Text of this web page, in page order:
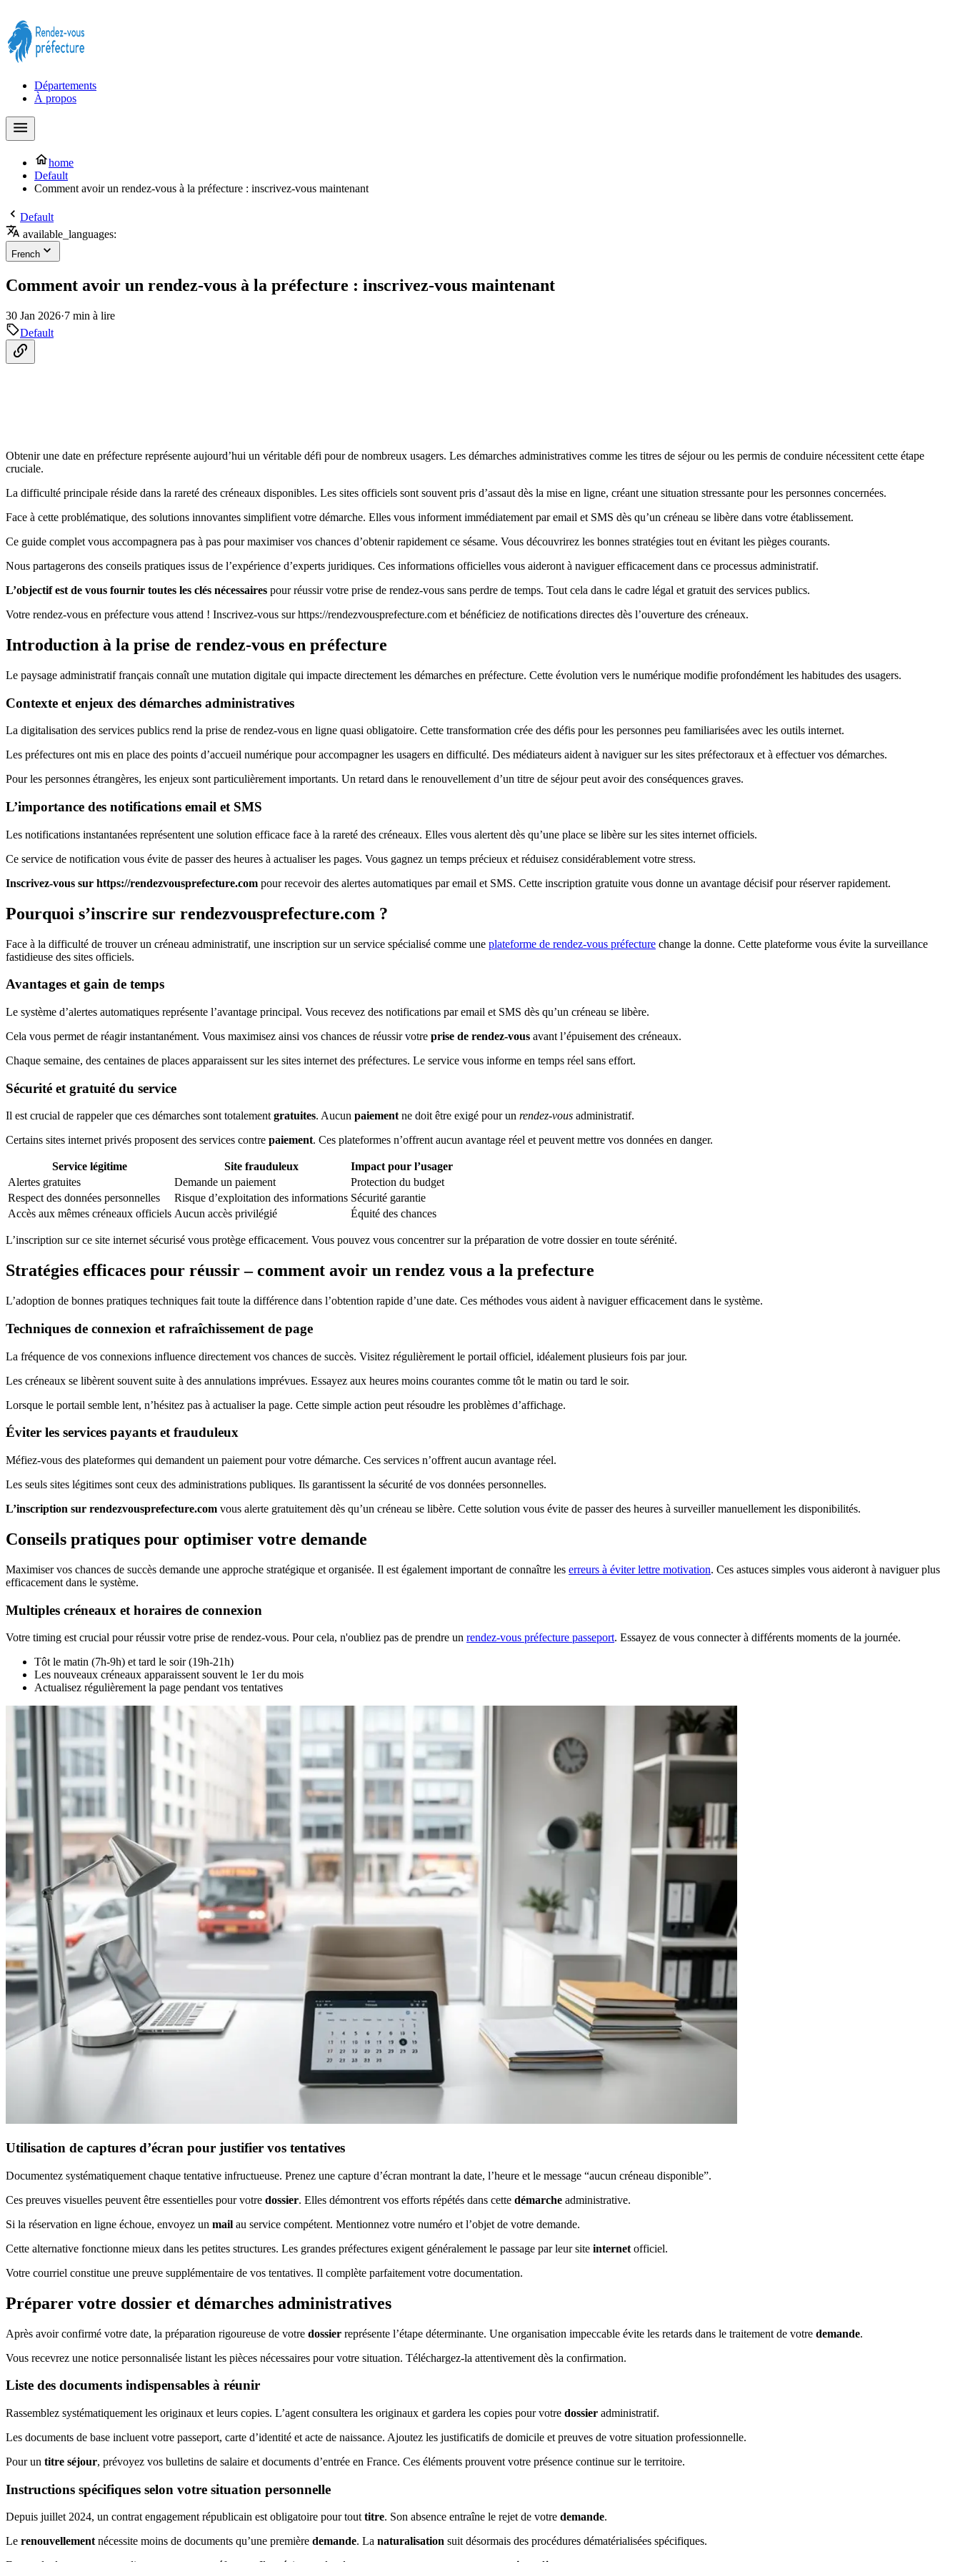
Départements
À propos
home
Default
Comment avoir un rendez-vous à la préfecture : inscrivez-vous maintenant
Default
available_languages:
French
Comment avoir un rendez-vous à la préfecture : inscrivez-vous maintenant
30 Jan 2026·7 min à lire
Default
Obtenir une date en préfecture représente aujourd’hui un véritable défi pour de nombreux usagers. Les démarches administratives comme les titres de séjour ou les permis de conduire nécessitent cette étape
cruciale.
La difficulté principale réside dans la rareté des créneaux disponibles. Les sites officiels sont souvent pris d’assaut dès la mise en ligne, créant une situation stressante pour les personnes concernées.
Face à cette problématique, des solutions innovantes simplifient votre démarche. Elles vous informent immédiatement par email et SMS dès qu’un créneau se libère dans votre établissement.
Ce guide complet vous accompagnera pas à pas pour maximiser vos chances d’obtenir rapidement ce sésame. Vous découvrirez les bonnes stratégies tout en évitant les pièges courants.
Nous partagerons des conseils pratiques issus de l’expérience d’experts juridiques. Ces informations officielles vous aideront à naviguer efficacement dans ce processus administratif.
L’objectif est de vous fournir toutes les clés nécessaires pour réussir votre prise de rendez-vous sans perdre de temps. Tout cela dans le cadre légal et gratuit des services publics.
Votre rendez-vous en préfecture vous attend ! Inscrivez-vous sur https://rendezvousprefecture.com et bénéficiez de notifications directes dès l’ouverture des créneaux.
Introduction à la prise de rendez-vous en préfecture
Le paysage administratif français connaît une mutation digitale qui impacte directement les démarches en préfecture. Cette évolution vers le numérique modifie profondément les habitudes des usagers.
Contexte et enjeux des démarches administratives
La digitalisation des services publics rend la prise de rendez-vous en ligne quasi obligatoire. Cette transformation crée des défis pour les personnes peu familiarisées avec les outils internet.
Les préfectures ont mis en place des points d’accueil numérique pour accompagner les usagers en difficulté. Des médiateurs aident à naviguer sur les sites préfectoraux et à effectuer vos démarches.
Pour les personnes étrangères, les enjeux sont particulièrement importants. Un retard dans le renouvellement d’un titre de séjour peut avoir des conséquences graves.
L’importance des notifications email et SMS
Les notifications instantanées représentent une solution efficace face à la rareté des créneaux. Elles vous alertent dès qu’une place se libère sur les sites internet officiels.
Ce service de notification vous évite de passer des heures à actualiser les pages. Vous gagnez un temps précieux et réduisez considérablement votre stress.
Inscrivez-vous sur https://rendezvousprefecture.com pour recevoir des alertes automatiques par email et SMS. Cette inscription gratuite vous donne un avantage décisif pour réserver rapidement.
Pourquoi s’inscrire sur rendezvousprefecture.com ?
Face à la difficulté de trouver un créneau administratif, une inscription sur un service spécialisé comme une plateforme de rendez-vous préfecture change la donne. Cette plateforme vous évite la surveillance
fastidieuse des sites officiels.
Avantages et gain de temps
Le système d’alertes automatiques représente l’avantage principal. Vous recevez des notifications par email et SMS dès qu’un créneau se libère.
Cela vous permet de réagir instantanément. Vous maximisez ainsi vos chances de réussir votre prise de rendez-vous avant l’épuisement des créneaux.
Chaque semaine, des centaines de places apparaissent sur les sites internet des préfectures. Le service vous informe en temps réel sans effort.
Sécurité et gratuité du service
Il est crucial de rappeler que ces démarches sont totalement gratuites. Aucun paiement ne doit être exigé pour un rendez-vous administratif.
Certains sites internet privés proposent des services contre paiement. Ces plateformes n’offrent aucun avantage réel et peuvent mettre vos données en danger.
Service légitime Site frauduleux
Impact pour l’usager
Alertes gratuites
Demande un paiement
Protection du budget
Respect des données personnelles
Risque d’exploitation des informations Sécurité garantie
Accès aux mêmes créneaux officiels Aucun accès privilégié Équité des chances
L’inscription sur ce site internet sécurisé vous protège efficacement. Vous pouvez vous concentrer sur la préparation de votre dossier en toute sérénité.
Stratégies efficaces pour réussir – comment avoir un rendez vous a la prefecture
L’adoption de bonnes pratiques techniques fait toute la différence dans l’obtention rapide d’une date. Ces méthodes vous aident à naviguer efficacement dans le système.
Techniques de connexion et rafraîchissement de page
La fréquence de vos connexions influence directement vos chances de succès. Visitez régulièrement le portail officiel, idéalement plusieurs fois par jour.
Les créneaux se libèrent souvent suite à des annulations imprévues. Essayez aux heures moins courantes comme tôt le matin ou tard le soir.
Lorsque le portail semble lent, n’hésitez pas à actualiser la page. Cette simple action peut résoudre les problèmes d’affichage.
Éviter les services payants et frauduleux
Méfiez-vous des plateformes qui demandent un paiement pour votre démarche. Ces services n’offrent aucun avantage réel.
Les seuls sites légitimes sont ceux des administrations publiques. Ils garantissent la sécurité de vos données personnelles.
L’inscription sur rendezvousprefecture.com vous alerte gratuitement dès qu’un créneau se libère. Cette solution vous évite de passer des heures à surveiller manuellement les disponibilités.
Conseils pratiques pour optimiser votre demande
Maximiser vos chances de succès demande une approche stratégique et organisée. Il est également important de connaître les erreurs à éviter lettre motivation. Ces astuces simples vous aideront à naviguer plus
efficacement dans le système.
Multiples créneaux et horaires de connexion
Votre timing est crucial pour réussir votre prise de rendez-vous. Pour cela, n'oubliez pas de prendre un rendez-vous préfecture passeport. Essayez de vous connecter à différents moments de la journée.
Tôt le matin (7h-9h) et tard le soir (19h-21h)
Les nouveaux créneaux apparaissent souvent le 1er du mois
Actualisez régulièrement la page pendant vos tentatives
Utilisation de captures d’écran pour justifier vos tentatives
Documentez systématiquement chaque tentative infructueuse. Prenez une capture d’écran montrant la date, l’heure et le message “aucun créneau disponible”.
Ces preuves visuelles peuvent être essentielles pour votre dossier. Elles démontrent vos efforts répétés dans cette démarche administrative.
Si la réservation en ligne échoue, envoyez un mail au service compétent. Mentionnez votre numéro et l’objet de votre demande.
Cette alternative fonctionne mieux dans les petites structures. Les grandes préfectures exigent généralement le passage par leur site internet officiel.
Votre courriel constitue une preuve supplémentaire de vos tentatives. Il complète parfaitement votre documentation.
Préparer votre dossier et démarches administratives
Après avoir confirmé votre date, la préparation rigoureuse de votre dossier représente l’étape déterminante. Une organisation impeccable évite les retards dans le traitement de votre demande.
Vous recevrez une notice personnalisée listant les pièces nécessaires pour votre situation. Téléchargez-la attentivement dès la confirmation.
Liste des documents indispensables à réunir
Rassemblez systématiquement les originaux et leurs copies. L’agent consultera les originaux et gardera les copies pour votre dossier administratif.
Les documents de base incluent votre passeport, carte d’identité et acte de naissance. Ajoutez les justificatifs de domicile et preuves de votre situation professionnelle.
Pour un titre séjour, prévoyez vos bulletins de salaire et documents d’entrée en France. Ces éléments prouvent votre présence continue sur le territoire.
Instructions spécifiques selon votre situation personnelle
Depuis juillet 2024, un contrat engagement républicain est obligatoire pour touttitre. Son absence entraîne le rejet de votre demande.
Le renouvellementnécessite moins de documents qu’une première demande. La naturalisation suit désormais des procédures dématérialisées spécifiques.